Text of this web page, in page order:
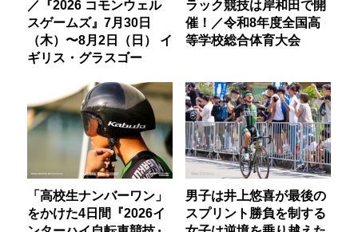
／『2026 コモンウェル
スゲームズ』7月30日
（木）〜8月2日（日） イ
ギリス・グラスゴー
ラック競技は岸和田で開
催！／令和8年度全国高
等学校総合体育大会
「高校生ナンバーワン」
をかけた4日間『2026イ
男子は井上悠喜が最後の
スプリント勝負を制する